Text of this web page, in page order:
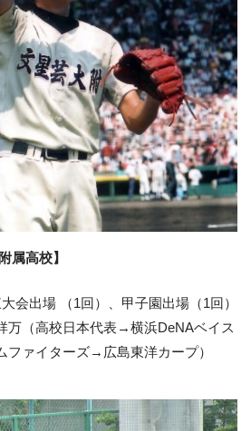
属高校】
会出場 （1回）、甲子園出場（1回）
万（高校日本代表→横浜DeNAベイス
ァイターズ→広島東洋カープ）